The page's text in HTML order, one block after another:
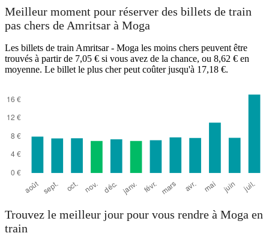
Meilleur moment pour réserver des billets de train
pas chers de Amritsar à Moga
Les billets de train Amritsar - Moga les moins chers peuvent être
trouvés à partir de 7,05 € si vous avez de la chance, ou 8,62 € en
moyenne. Le billet le plus cher peut coûter jusqu'à 17,18 €.
Trouvez le meilleur jour pour vous rendre à Moga en
train